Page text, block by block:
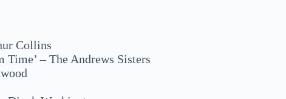
Collins
– The Andrews Sisters